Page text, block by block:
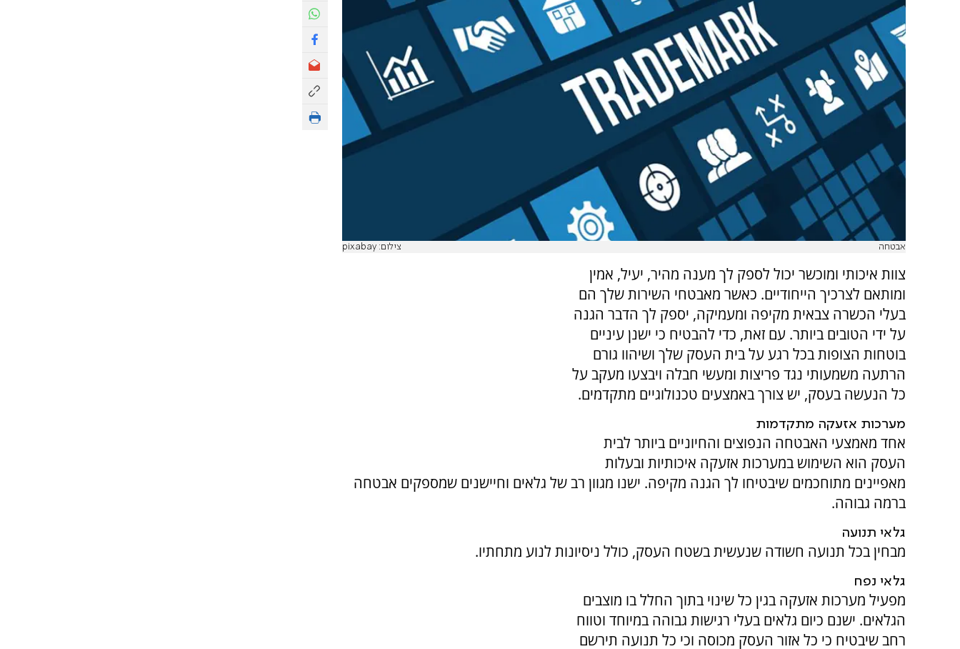
אבטחה צילום: pixabay
צוות איכותי ומוכשר יכול לספק לך מענה מהיר, יעיל, אמין
ומותאם לצרכיך הייחודיים. כאשר מאבטחי השירות שלך הם
בעלי הכשרה צבאית מקיפה ומעמיקה, יספק לך הדבר הגנה
על ידי הטובים ביותר. עם זאת, כדי להבטיח כי ישנן עיניים
בוטחות הצופות בכל רגע על בית העסק שלך ושיהוו גורם
הרתעה משמעותי נגד פריצות ומעשי חבלה ויבצעו מעקב על
כל הנעשה בעסק, יש צורך באמצעים טכנולוגיים מתקדמים.
מערכות אזעקה מתקדמות
אחד מאמצעי האבטחה הנפוצים והחיוניים ביותר לבית
העסק הוא השימוש במערכות אזעקה איכותיות ובעלות
מאפיינים מתוחכמים שיבטיחו לך הגנה מקיפה. ישנו מגוון רב של גלאים וחיישנים שמספקים אבטחה
ברמה גבוהה.
גלאי תנועה
מבחין בכל תנועה חשודה שנעשית בשטח העסק, כולל ניסיונות לנוע מתחתיו.
גלאי נפח
מפעיל מערכות אזעקה בגין כל שינוי בתוך החלל בו מוצבים
הגלאים. ישנם כיום גלאים בעלי רגישות גבוהה במיוחד וטווח
רחב שיבטיח כי כל אזור העסק מכוסה וכי כל תנועה תירשם